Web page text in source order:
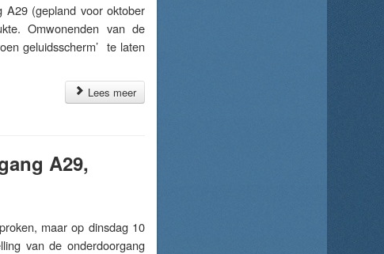
(gepland voor oktober
Omwonenden van de
geluidsscherm’ te laten
Lees meer
A29,
maar op dinsdag 10
van de onderdoorgang